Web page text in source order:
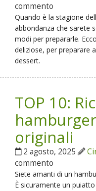
commento
Quando è la stagione
abbondanza che sarete
modi per prepararle.
deliziose, per preparare
dessert.
TOP 10:
originali
2 agosto, 2025
commento
Siete amanti di un
È sicuramente un